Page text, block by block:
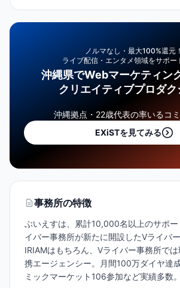
ノルマなし・最大100%還元！
ライブ配信・エンタメ領域をサポー
沖縄県でWebマーケティン
クリエイティブプロダク
沖縄拠点・22歳代表の率いるコ
EXiSTを見てみる
事務所の特徴
ぶいえすは、累計10,000名以上のサポー
イバー事務所が新たに開設したVライバー
IRIAMはもちろん、Vライバー事務所で
携エージェンシー。月間100万ダイヤ達
ミックマーケット106参加など実績多数。